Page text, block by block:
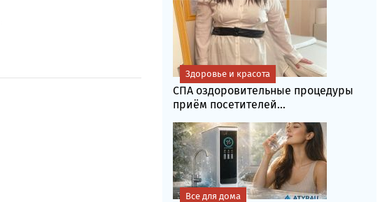
СПА оздоровительные процедуры
приём посетителей...
Здоровье и красота
Все для дома